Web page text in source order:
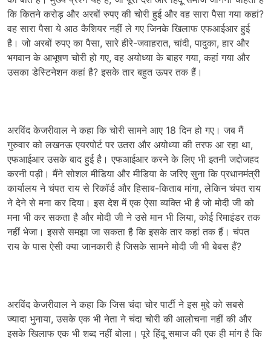
कि कितने करोड़ और अरबों रुपए की चोरी हुई और वह सारा पैसा गया कहां?
वह सारा पैसा ये आठ कैशियर नहीं ले गए जिनके खिलाफ एफआईआर हुई
है। जो अरबों रुपए का पैसा, सारे हीरे-जवाहरात, चांदी, पादुका, हार और
भगवान के आभूषण चोरी हो गए, वह अयोध्या के बाहर गया, कहां गया और
उसका डेस्टिनेशन कहां है? इसके तार बहुत ऊपर तक हैं।
अरविंद केजरीवाल ने कहा कि चोरी सामने आए 18 दिन हो गए। जब मैं
गुरुवार को लखनऊ एयरपोर्ट पर उतरा और अयोध्या की तरफ आ रहा था,
एफआईआर उसके बाद हुई है। एफआईआर करने के लिए भी इतनी जद्दोजहद
करनी पड़ी। मैंने सोशल मीडिया और मीडिया के जरिए सुना कि प्रधानमंत्री
कार्यालय ने चंपत राय से रिकॉर्ड और हिसाब-किताब मांगा, लेकिन चंपत राय
ने देने से मना कर दिया। इस देश में एक ऐसा व्यक्ति भी है जो मोदी जी को
मना भी कर सकता है और मोदी जी ने उसे मान भी लिया, कोई रिमाइंडर तक
नहीं भेजा। इससे समझा जा सकता है कि इसके तार कहां तक हैं। चंपत
राय के पास ऐसी क्या जानकारी है जिसके सामने मोदी जी भी बेबस हैं?
अरविंद केजरीवाल ने कहा कि जिस चंदा चोर पार्टी ने इस मुद्दे को सबसे
ज्यादा भुनाया, उसके एक भी नेता ने चंदा चोरी की आलोचना नहीं की और
इसके खिलाफ एक भी शब्द नहीं बोला। पूरे हिंदू समाज की एक ही मांग है कि